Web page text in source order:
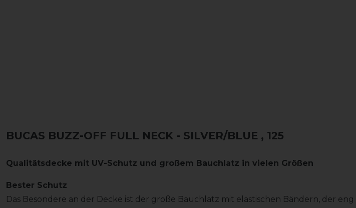
BUCAS BUZZ-OFF FULL NECK - SILVER/BLUE , 125
Qualitätsdecke mit UV-Schutz und großem Bauchlatz in vielen Größen
Bester Schutz
Das Besondere an der Decke ist der große Bauchlatz mit elastischen Bändern, der eng